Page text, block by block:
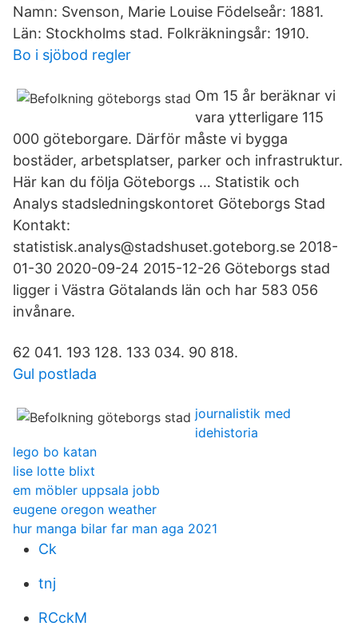
Namn: Svenson, Marie Louise Födelseår: 1881.
Län: Stockholms stad. Folkräkningsår: 1910.
Bo i sjöbod regler
Om 15 år beräknar vi
vara ytterligare 115
000 göteborgare. Därför måste vi bygga
bostäder, arbetsplatser, parker och infrastruktur.
Här kan du följa Göteborgs … Statistik och
Analys stadsledningskontoret Göteborgs Stad
Kontakt:
statistisk.analys@stadshuset.goteborg.se 2018-
01-30 2020-09-24 2015-12-26 Göteborgs stad
ligger i Västra Götalands län och har 583 056
invånare.
62 041. 193 128. 133 034. 90 818.
Gul postlada
journalistik med
idehistoria
lego bo katan
lise lotte blixt
em möbler uppsala jobb
eugene oregon weather
hur manga bilar far man aga 2021
Ck
tnj
RCckM